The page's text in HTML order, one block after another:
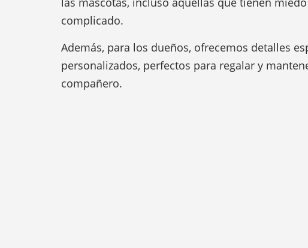
complicado.
Además, para los dueños, ofrecemos detalles
personalizados, perfectos para regalar y
compañero.